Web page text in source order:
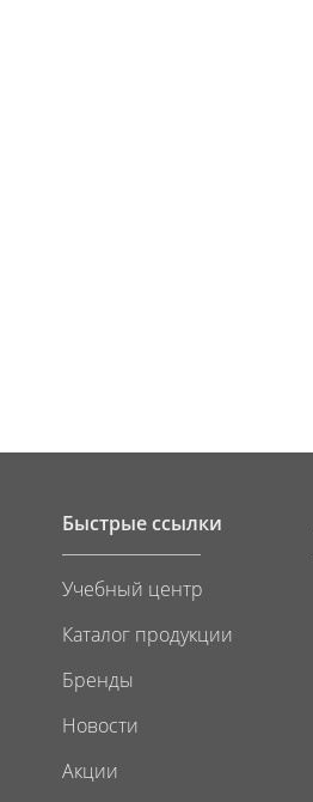
Быстрые ссылки
Учебный центр
Каталог продукции
Бренды
Новости
Акции